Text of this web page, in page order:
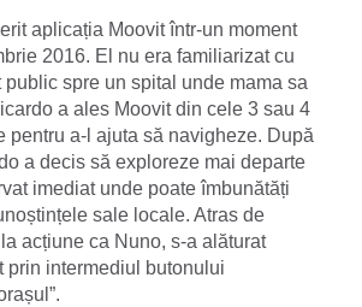
aplicația Moovit într-un moment
2016. El nu era familiarizat cu
public spre un spital unde mama sa
a ales Moovit din cele 3 sau 4
pentru a-l ajuta să navigheze. După
a decis să exploreze mai departe
imediat unde poate îmbunătăți
sale locale. Atras de
acțiune ca Nuno, s-a alăturat
prin intermediul butonului